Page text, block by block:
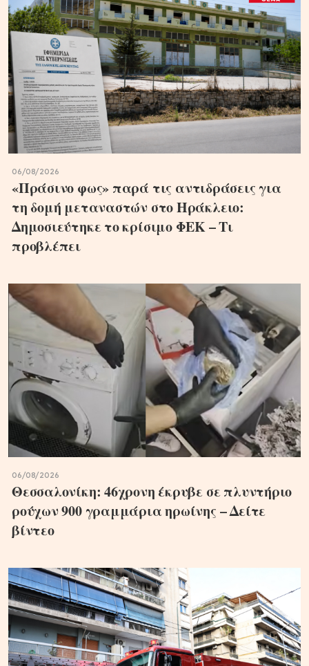
06/08/2026
«Πράσινο φως» παρά τις αντιδράσεις για
τη δομή μεταναστών στο Ηράκλειο:
Δημοσιεύτηκε το κρίσιμο ΦΕΚ – Τι
προβλέπει
06/08/2026
Θεσσαλονίκη: 46χρονη έκρυβε σε πλυντήριο
ρούχων 900 γραμμάρια ηρωίνης – Δείτε
βίντεο